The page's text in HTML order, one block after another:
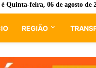
Quinta-feira, 06 de agosto de
REGIÃO